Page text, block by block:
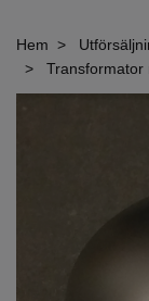
Hem
Transformator